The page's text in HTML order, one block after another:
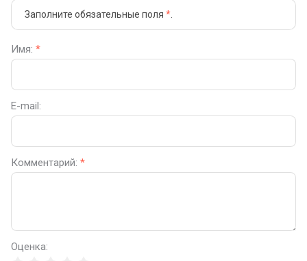
Заполните обязательные поля *
Имя: *
E-mail:
Комментарий: *
Оценка: